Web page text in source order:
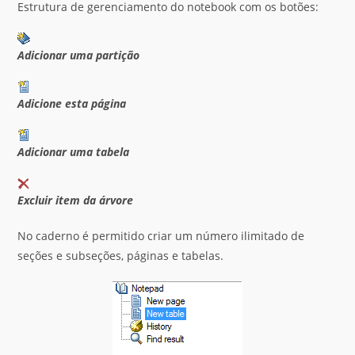
Estrutura de gerenciamento do notebook com os botões:
Adicionar uma partição
Adicione esta página
Adicionar uma tabela
Excluir item da árvore
No caderno é permitido criar um número ilimitado de
seções e subseções, páginas e tabelas.